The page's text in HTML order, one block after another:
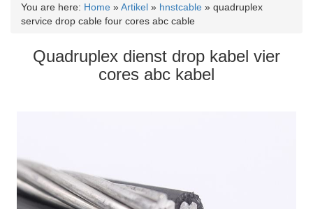
You are here: Home »Artikel » hnstcable » quadruplex
service drop cable four cores abc cable
Quadruplex dienst drop kabel vier
cores abc kabel